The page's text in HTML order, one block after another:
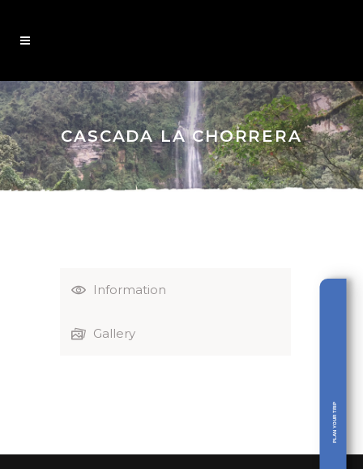
CASCADA LA CHORRERA
Information
Gallery
PLAN YOUR TRIP